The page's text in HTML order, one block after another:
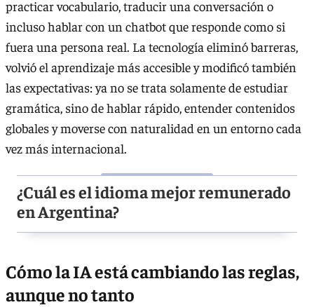
practicar vocabulario, traducir una conversación o
incluso hablar con un chatbot que responde como si
fuera una persona real. La tecnología eliminó barreras,
volvió el aprendizaje más accesible y modificó también
las expectativas: ya no se trata solamente de estudiar
gramática, sino de hablar rápido, entender contenidos
globales y moverse con naturalidad en un entorno cada
vez más internacional.
¿Cuál es el idioma mejor remunerado
en Argentina?
Cómo la IA está cambiando las reglas,
aunque no tanto